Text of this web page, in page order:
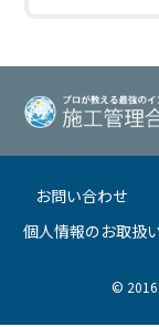
お問い合わせ
個人情報のお取扱
© 2016